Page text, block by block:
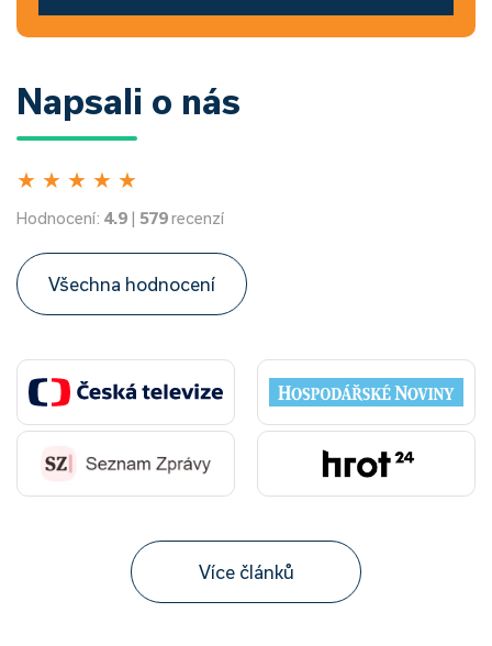
Napsali o nás
★ ★ ★ ★ ★
Hodnocení: 4.9 | 579recenzí
Všechna hodnocení
Více článků